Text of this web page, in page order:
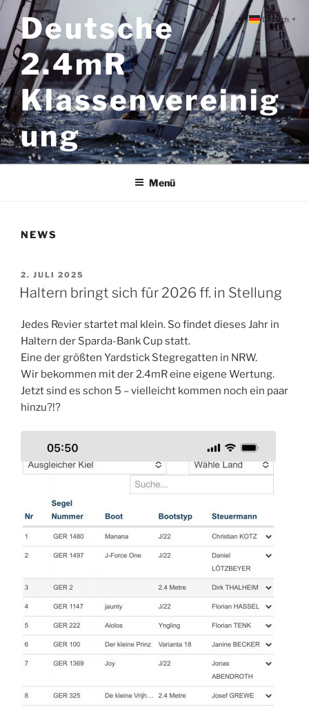
Zum
Inhalt
springenDeutsche
2.4mR
Klassenvereinig
ung
Menü
NEWS
VERÖFFENTLICHT
AM
2. JULI 2025
Haltern bringt sich für 2026 ff. in Stellung
Jedes Revier startet mal klein. So findet dieses Jahr in
Haltern der Sparda-Bank Cup statt.
Eine der größten Yardstick Stegregatten in NRW.
Wir bekommen mit der 2.4mR eine eigene Wertung.
Jetzt sind es schon 5 – vielleicht kommen noch ein paar
hinzu?!?
Deutsch ▼